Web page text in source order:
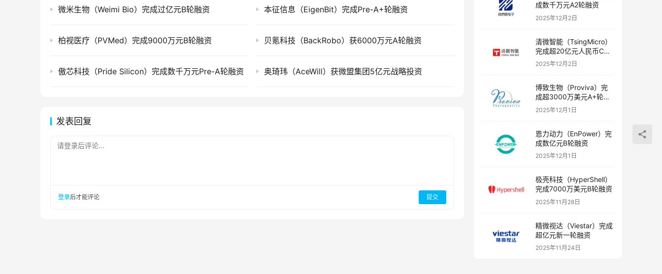
微米生物（Weimi Bio）完成过亿元B轮融资 本征信息（EigenBit）完成Pre-A+轮融资
柏视医疗（PVMed）完成9000万元B轮融资 贝氪科技（BackRobo）获6000万元A轮融资
傲芯科技（Pride Silicon）完成数千万元Pre-A轮融资 奥琦玮（AceWill）获微盟集团5亿元战略投资
发表回复
请登录后评论...
登录后才能评论 提交
成数千万元A2轮融资
2025年12月2日
清微智能（TsingMicro）
完成超20亿元人民币C轮
融资
2025年12月2日
博致生物（Proviva）完
成超3000万美元A+轮融
资
2025年12月1日
恩力动力（EnPower）完
成数亿元B轮融资
2025年12月1日
极壳科技（HyperShell）
完成7000万美元B轮融资
2025年11月28日
精微视达（Viestar）完成
超亿元新一轮融资
2025年11月24日